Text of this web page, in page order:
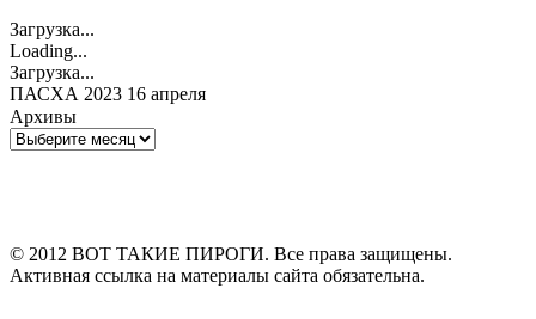
Загрузка...
Loading...
Загрузка...
ПАСХА 2023 16 апреля
Архивы
Архивы
© 2012 ВОТ ТАКИЕ ПИРОГИ. Все права защищены.
Активная ссылка на материалы сайта обязательна.